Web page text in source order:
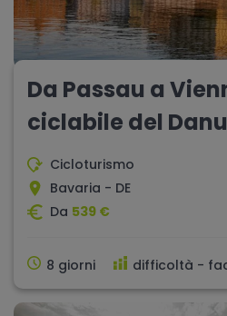
Da Passau a
ciclabile del
Cicloturismo
Bavaria - DE
Da 539 €
8 giorni difficoltà -